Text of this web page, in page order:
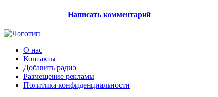
Написать комментарий
О нас
Контакты
Добавить радио
Размещение рекламы
Политика конфиденциальности